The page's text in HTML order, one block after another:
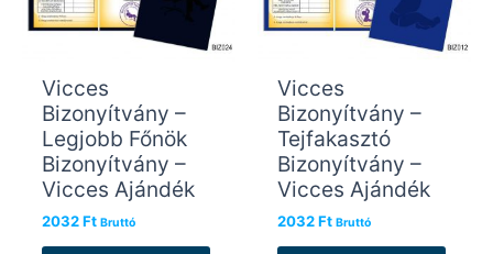
Vicces
Bizonyítvány –
Legjobb Főnök
Bizonyítvány –
Vicces Ajándék
2032Ft Bruttó
Vicces
Bizonyítvány –
Tejfakasztó
Bizonyítvány –
Vicces Ajándék
2032Ft Bruttó